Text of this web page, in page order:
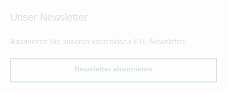
Unser Newsletter
Abonnieren Sie unseren kostenlosen ETL-Newsletter.
Newsletter abonnieren